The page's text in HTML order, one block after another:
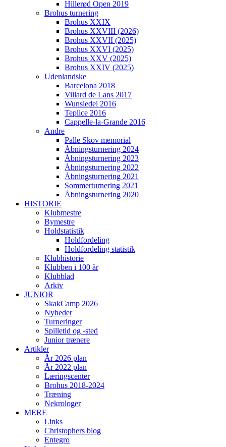
Hillerød Open 2019
Brohus turnering
Brohus XXIX
Brohus XXVIII (2026)
Brohus XXVII (2025)
Brohus XXVI (2025)
Brohus XXV (2025)
Brohus XXIV (2025)
Udenlandske
Barcelona 2018
Villard de Lans 2017
Wunsiedel 2016
Teplice 2016
Cappelle-la-Grande 2016
Andre
Palle Skov memorial
Åbningsturnering 2024
Åbningsturnering 2023
Åbningsturnering 2022
Åbningsturnering 2021
Sommerturnering 2021
Åbningsturnering 2020
HISTORIE
Klubmestre
Bymestre
Holdstatistik
Holdfordeling
Holdfordeling statistik
Klubhistorie
Klubben i 100 år
Klubblad
Arkiv
JUNIOR
SkakCamp 2026
Nyheder
Turneringer
Spilletid og -sted
Junior trænere
Artikler
År 2026 plan
År 2022 plan
Læringscenter
Brohus 2018-2024
Træning
Nekrologer
MERE
Links
Christophers blog
Entegro